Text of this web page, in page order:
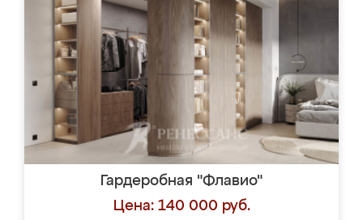
Гардеробная "Флавио"
Цена: 140 000 руб.